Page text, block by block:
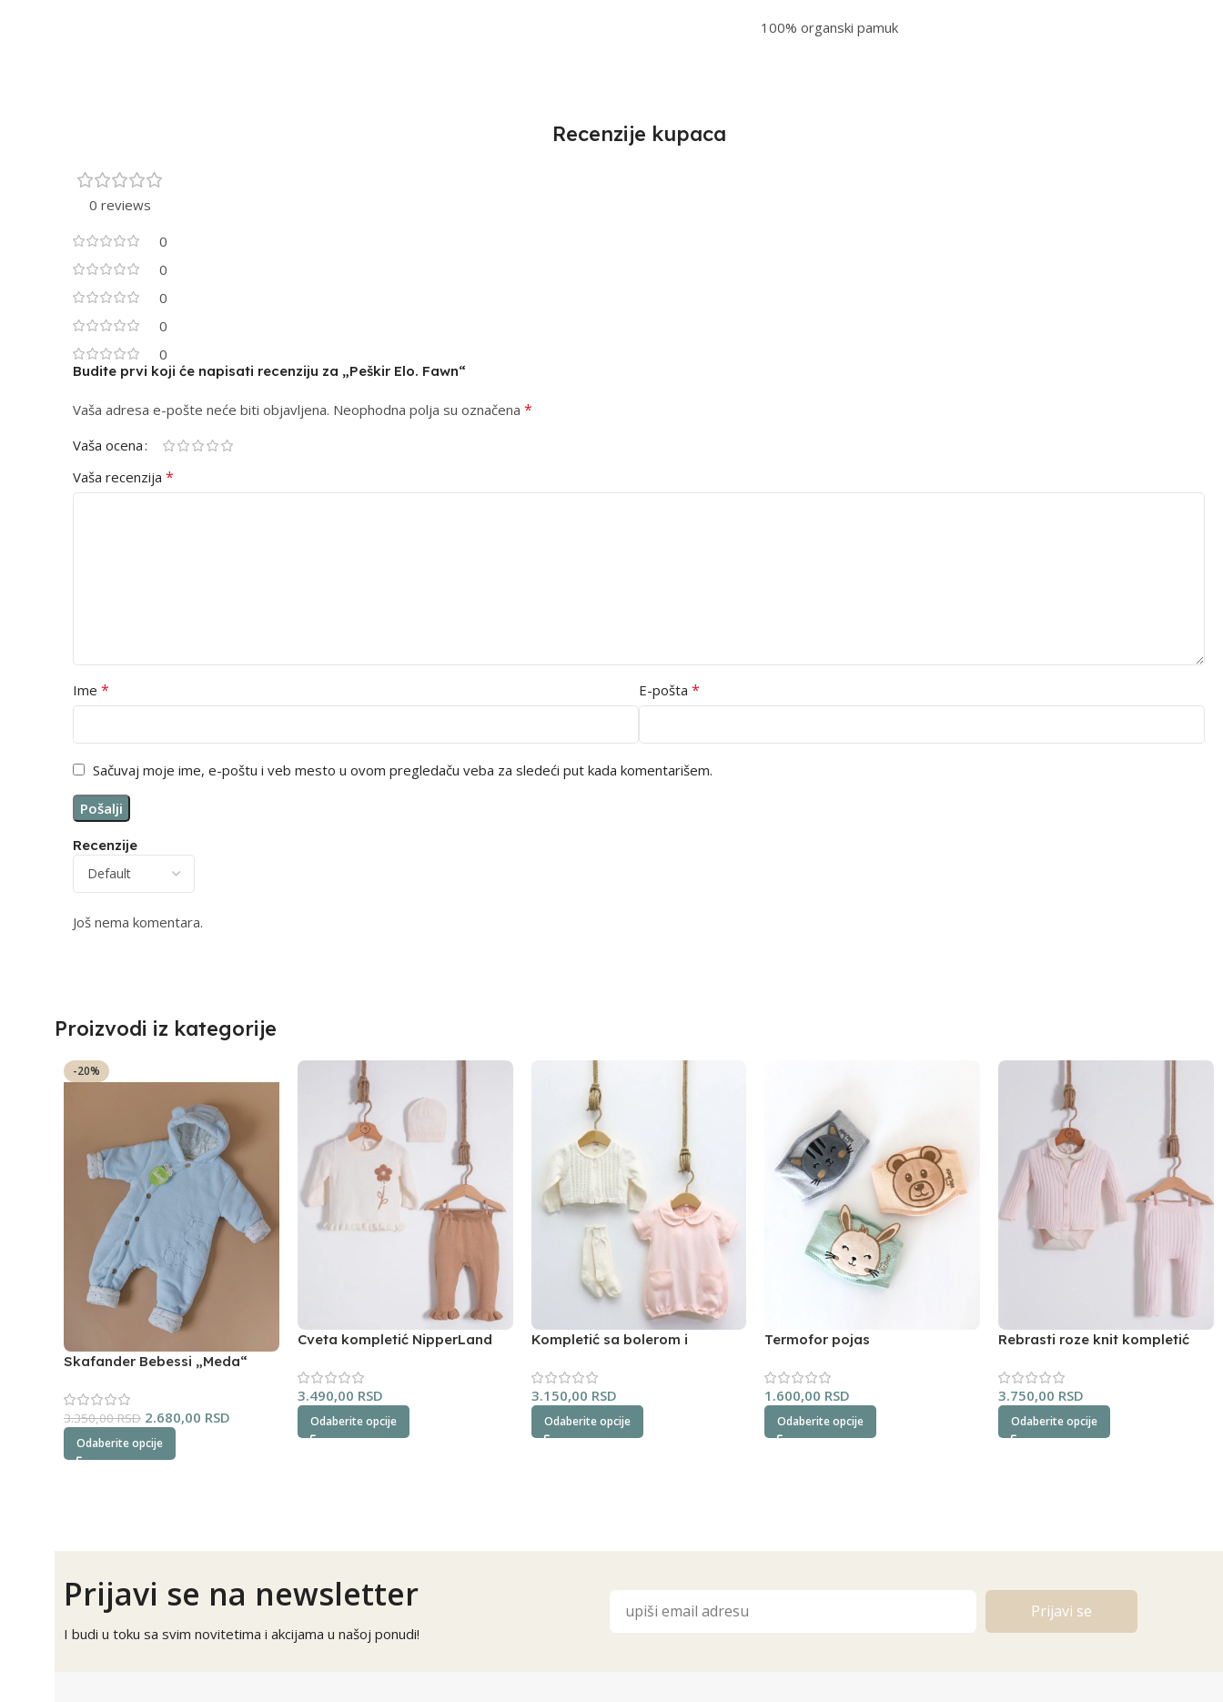
100% organski pamuk
Recenzije kupaca
0 reviews
0
0
0
0
0
Recenzije
Još nema komentara.
Budite prvi koji će napisati recenziju za „Peškir Elo. Fawn“
Vaša adresa e-pošte neće biti objavljena. Neophodna polja su označena *
Vaša ocena
Vaša recenzija *
Ime * E-pošta *
Sačuvaj moje ime, e-poštu i veb mesto u ovom pregledaču veba za sledeći put kada komentarišem.
Alternative:
Proizvodi iz kategorije
-20%
Skafander Bebessi „Meda“
3.350,00RSD 2.680,00 RSD
Odaberite opcije
Cveta kompletić NipperLand
3.490,00 RSD
Odaberite opcije
Kompletić sa bolerom i
3.150,00 RSD
Odaberite opcije
Termofor pojas
1.600,00 RSD
Odaberite opcije
Rebrasti roze knit kompletić
3.750,00 RSD
Odaberite opcije
Prijavi se na newsletter
I budi u toku sa svim novitetima i akcijama u našoj ponudi!
Prijavi se